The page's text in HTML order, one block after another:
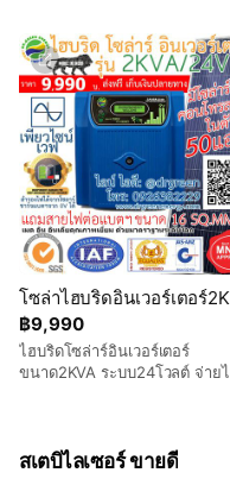
ISO9001/14001
฿9,990
โซล่าไฮบริดอินเวอร์เตอร์
ไฮบริดโซล่าร์อินเวอร์เตอร์
ขนาด2KVA ระบบ24โวลต์ จ่าย
50โวลต์ แสดงผลทางหน้าจอแบบ
สเตบิไลเซอร์ ขายดี